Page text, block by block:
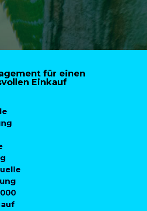
für einen
Einkauf